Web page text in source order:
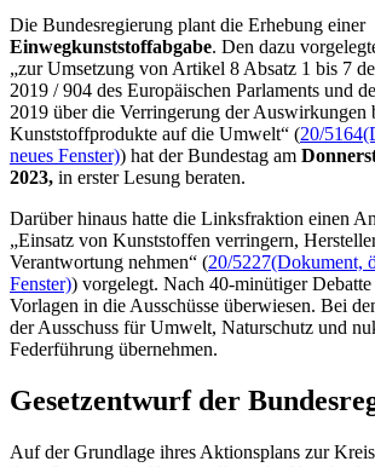
Die Bundesregierung plant die Erhebung einer
Einwegkunststoffabgabe. Den dazu
„zur Umsetzung von Artikel 8 Absatz 1 bis 7
2019 / 904 des Europäischen Parlaments und
2019 über die Verringerung der Auswirkungen
Kunststoffprodukte auf die Umwelt“ (20/5164
neues Fenster)) hat der Bundestag am
2023, in erster Lesung beraten.
Darüber hinaus hatte die Linksfraktion einen
„Einsatz von Kunststoffen verringern,
Verantwortung nehmen“ (20/5227(Dokument,
Fenster)) vorgelegt. Nach 40-minütiger
Vorlagen in die Ausschüsse überwiesen. Bei
der Ausschuss für Umwelt, Naturschutz und
Federführung übernehmen.
Gesetzentwurf der
Auf der Grundlage ihres Aktionsplans zur